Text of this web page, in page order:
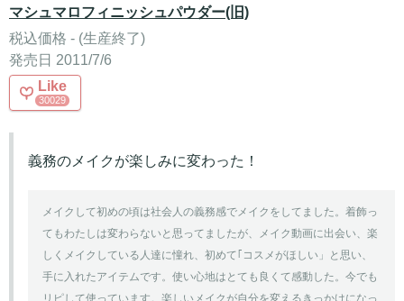
マシュマロフィニッシュパウダー(旧)
税込価格 - (生産終了)
発売日 2011/7/6
Like
30029
義務のメイクが楽しみに変わった！
メイクして初めの頃は社会人の義務感でメイクをしてました。着飾っ
てもわたしは変わらないと思ってましたが、メイク動画に出会い、楽
しくメイクしている人達に憧れ、初めて｢コスメがほしい」と思い、
手に入れたアイテムです。使い心地はとても良くて感動した。今でも